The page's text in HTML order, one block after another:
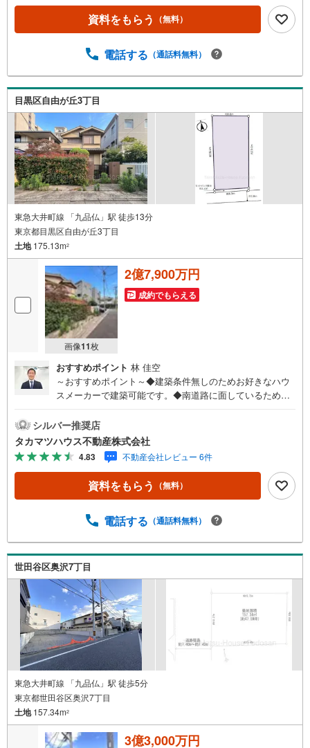
してお渡し致します。◆商店街至近ハッピーロード尾山台
まで徒歩2分、買い物や飲食に便利です。 ～ライフ
約400m（徒歩5分）■尾山台中学校・・・・・・・・・・約
70m（徒歩4分）■成城石井等々力店・・・・・・・・約50
0m（徒歩7分）■ファミリーマート尾山台駅南店・・約200
m（徒歩3分）■ココカラファイン尾山台店・・・・約170m
（徒歩3分）■ハッピーロード尾山台・・・・・・約100m
（徒歩2分）
資料をもらう （無料）
電話する （通話料無料）
目黒区自由が丘3丁目
東急大井町線 「九品仏」駅 徒歩13分
東京都目黒区自由が丘3丁目
土地175.13m2
画像11枚
2億7,900万円
成約でもらえる
おすすめポイント 林 佳空
～おすすめポイント～◆建築条件無しのためお好きなハウ
スメーカーで建築可能です。◆南道路に面しているため陽
お出かけに便利です。◆交通量が少なく、閑静な住宅街で
す。◆徒歩圏内にスーパーやコンビニなどの買い物施設あ
り、毎日の買い物やお仕事帰りのちょっとしたお買い物も
可能です。
シルバー推奨店
タカマツハウス不動産株式会社
4.83 不動産会社レビュー 6件
資料をもらう （無料）
電話する （通話料無料）
世田谷区奥沢7丁目
東急大井町線 「九品仏」駅 徒歩5分
東京都世田谷区奥沢7丁目
土地157.34m2
3億3,000万円